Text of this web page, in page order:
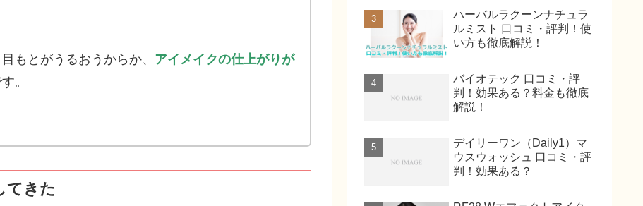
もとがうるおうからか、 アイメイクの仕上がりが
。
てきた
ハーバルラクーンナチュラ
ルミスト 口コミ・評判！使
い方も徹底解説！
バイオテック 口コミ・評
判！効果ある？料金も徹底
解説！
デイリーワン（Daily1）マ
ウスウォッシュ 口コミ・評
判！効果ある？